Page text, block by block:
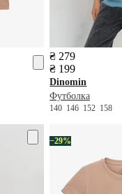
₴ 279
₴ 199
Dinomin
Футболка
140 146 152 158
−29%